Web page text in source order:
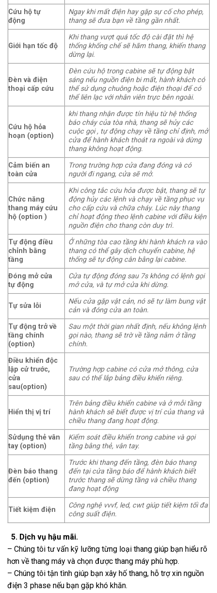
Cứu hộ tự
động
Ngay khi mất điện hay gặp sự cố cho phép,
thang sẽ đưa bạn về tầng gần nhất.
Giới hạn tốc độ
Khi thang vượt quá tốc độ cài đặt thì hệ
thống khống chế sẽ hãm thang, khiến thang
dừng lại.
Đèn và điện
thoại cấp cứu
Đèn cứu hộ trong cabine sẽ tự động bật
sáng nếu nguồn điện bi mất, hành khách có
thể sử dụng chuông hoặc điện thoại để có
thể liên lạc với nhân viên trực bên ngoài.
Cứu hộ hỏa
hoạn (option)
khi thang nhận được tín hiệu từ hệ thống
báo cháy của tòa nhà, thang sẽ hủy các
cuộc gọi , tự động chạy về tầng chỉ định, mở
cửa để hành khách thoát ra ngoài và dừng
thang không hoạt động.
Cảm biến an
toàn cửa
Trong trường hợp cửa đang đóng và có
người đi ngang, cửa sẽ mở.
Chức năng
thang máy cứu
hộ (option )
Khi công tắc cứu hỏa được bật, thang sẽ tự
động hủy các lệnh và chạy về tầng phục vụ
cho cấp cứu và chữa cháy. Lúc này thang
chỉ hoạt động theo lệnh cabine với điều kiện
nguồn điện cho thang còn duy trì.
Tự động điều
chỉnh bằng
tầng
Ở những tòa cao tầng khi hành khách ra vào
thang có thể gây dịch chuyển cabine, hệ
thống sẽ tự động cân bằng lại cabine.
Đóng mở cửa
tự động
Cửa tự động đóng sau 7s không có lệnh gọi
mở cửa, và tự mở cửa khi dừng.
Tự sửa lỗi
Nếu cửa gặp vật cản, nó sẽ tự làm bung vật
cản và đóng cửa an toàn.
Tự động trở về
tầng chính
(option)
Sau một thời gian nhất định, nếu không lệnh
gọi nào, thang sẽ trờ về tầng nằm ở tầng
chính.
Điều khiển độc
lập cử trước,
cửa
sau(option)
Trường hợp cabine có cửa mở thông, cửa
sau có thể lắp bảng điều khiển riêng.
Hiển thị vị trí
Trên bảng điều khiển cabine và ở mỗi tầng
hành khách sẽ biết được vị trí của thang và
chiều thang đang hoạt động.
Sửdụng thẻ vân
tay (option)
Kiểm soát điều khiển trong cabine và gọi
tầng bằng thẻ, vân tay.
Đèn báo thang
đến (option)
Trước khi thang đến tầng, đèn báo thang
đến tại cửa tầng báo để hành khách biết
trước thang sẽ dừng tầng và chiều thang
đang hoạt động
Tiết kiệm điện
Công nghệ vvvf, led, cwt giúp tiết kiệm tối đa
công suất điện.
5. Dịch vụ hậu mãi.
– Chúng tôi tư vấn kỹ lưỡng từng loại thang giúp bạn hiểu rõ
hơn về thang máy và chọn được thang máy phù hợp.
– Chúng tôi tận tình giúp bạn xây hố thang, hỗ trợ xin nguồn
điện 3 phase nếu bạn gặp khó khăn.